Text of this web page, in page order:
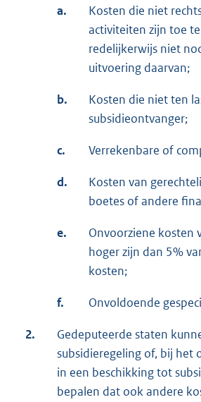
a.
Kosten die niet
activiteiten zijn toe
redelijkerwijs niet
uitvoering daarvan;
b.
Kosten die niet ten
subsidieontvanger;
c. Verrekenbare of
d.
Kosten van
boetes of andere
e.
Onvoorziene kosten
hoger zijn dan 5%
kosten;
f. Onvoldoende
2.
Gedeputeerde staten
subsidieregeling of, bij het
in een beschikking tot
bepalen dat ook andere